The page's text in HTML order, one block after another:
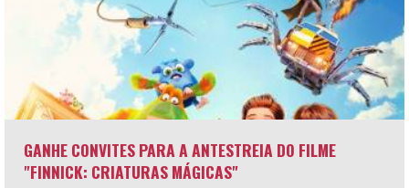
GANHE CONVITES PARA A ANTESTREIA DO FILME
"FINNICK: CRIATURAS MÁGICAS"